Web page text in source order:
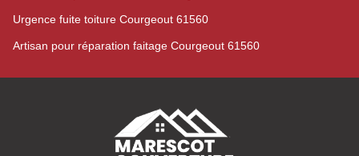
Urgence fuite toiture Courgeout 61560
Artisan pour réparation faitage Courgeout 61560